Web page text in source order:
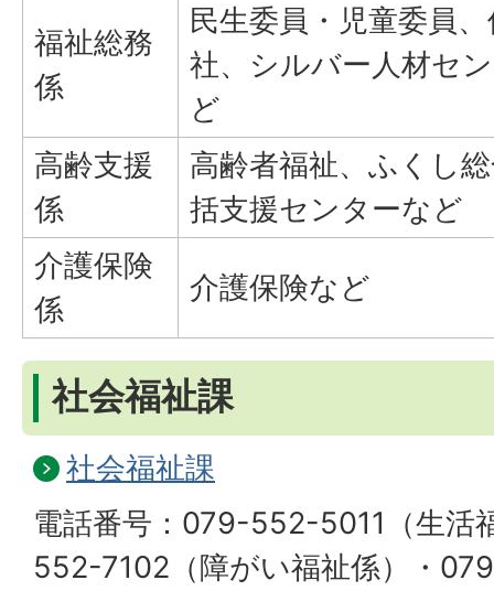
福祉総務
係
民生委員・児童委員
社、シルバー人材セ
ど
高齢支援
係
高齢者福祉、ふくし
括支援センターなど
介護保険
係
介護保険など
社会福祉課
社会福祉課
電話番号：079-552-5011（生活
552-7102（障がい福祉係）・